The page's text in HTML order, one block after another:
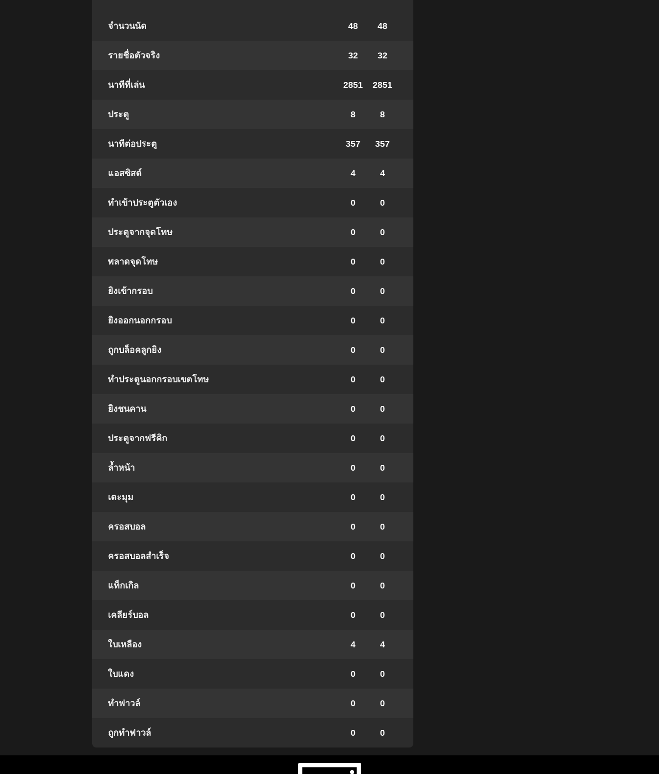
จำนวนนัด 48 48
รายชื่อตัวจริง 32 32
นาทีที่เล่น 2851 2851
ประตู 8 8
นาทีต่อประตู 357 357
แอสซิสต์ 4 4
ทําเข้าประตูตัวเอง 0 0
ประตูจากจุดโทษ 0 0
พลาดจุดโทษ 0 0
ยิงเข้ากรอบ 0 0
ยิงออกนอกกรอบ 0 0
ถูกบล็อคลูกยิง 0 0
ทำประตูนอกกรอบเขตโทษ 0 0
ยิงชนคาน 0 0
ประตูจากฟรีคิก 0 0
ล้ำหน้า 0 0
เตะมุม 0 0
ครอสบอล 0 0
ครอสบอลสำเร็จ 0 0
แท็กเกิล 0 0
เคลียร์บอล 0 0
ใบเหลือง 4 4
ใบแดง 0 0
ทำฟาวล์ 0 0
ถูกทำฟาวล์ 0 0